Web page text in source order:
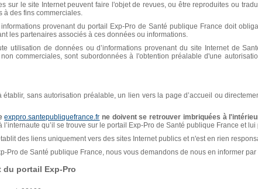
sur le site Internet peuvent faire l'objet de revues, ou être reproduites ou
à des fins commerciales.
provenant du portail Exp-Pro de Santé publique France doit
les partenaires associés à ces données ou informations.
utilisation de données ou d’informations provenant du site Internet de
commerciales, sont subordonnées à l'obtention préalable d'une
sans autorisation préalable, un lien vers la page d’accueil ou
exppro.santepubliquefrance.fr ne doivent se retrouver imbriquées à
qu’il se trouve sur le portail Exp-Pro de Santé publique France et
des liens uniquement vers des sites Internet publics et n'est en rien
Pro de Santé publique France, nous vous demandons de nous en informer par
portail Exp-Pro